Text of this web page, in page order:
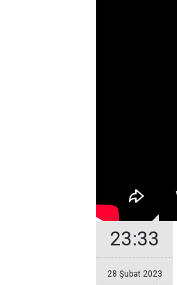
23:33
28 Şubat 2023